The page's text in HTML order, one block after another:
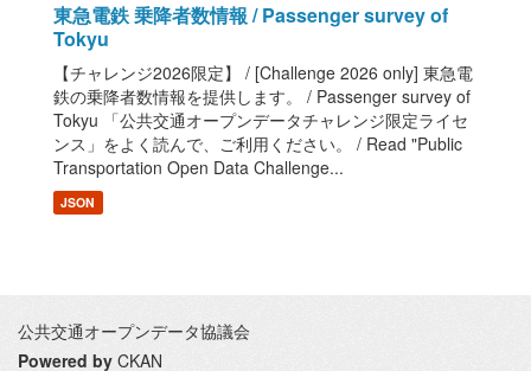
東急電鉄 乗降者数情報 / Passenger survey of
Tokyu
【チャレンジ2026限定】 / [Challenge 2026 only] 東急電
鉄の乗降者数情報を提供します。 / Passenger survey of
Tokyu 「公共交通オープンデータチャレンジ限定ライセ
ンス」をよく読んで、ご利用ください。 / Read "Public
Transportation Open Data Challenge...
JSON
公共交通オープンデータ協議会
Powered by CKAN